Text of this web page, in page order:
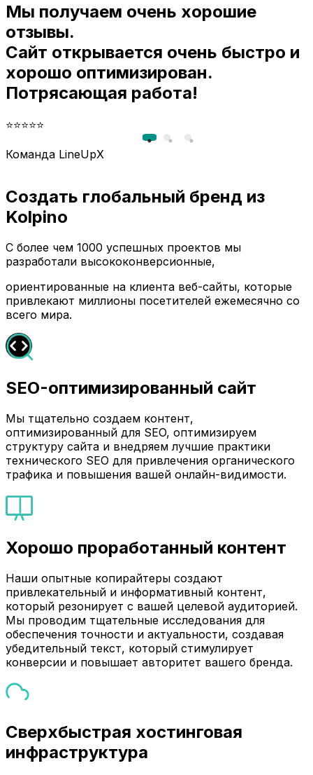
Мы получаем очень хорошие
отзывы.
Сайт открывается очень быстро и
хорошо оптимизирован.
Потрясающая работа!
⭐⭐⭐⭐⭐
Команда LineUpX
Создать глобальный бренд из
Kolpino
С более чем 1000 успешных проектов мы
разработали высококонверсионные,
ориентированные на клиента веб-сайты, которые
привлекают миллионы посетителей ежемесячно со
всего мира.
SEO-оптимизированный сайт
Мы тщательно создаем контент,
оптимизированный для SEO, оптимизируем
структуру сайта и внедряем лучшие практики
технического SEO для привлечения органического
трафика и повышения вашей онлайн-видимости.
Хорошо проработанный контент
Наши опытные копирайтеры создают
привлекательный и информативный контент,
который резонирует с вашей целевой аудиторией.
Мы проводим тщательные исследования для
обеспечения точности и актуальности, создавая
убедительный текст, который стимулирует
конверсии и повышает авторитет вашего бренда.
Сверхбыстрая хостинговая
инфраструктура